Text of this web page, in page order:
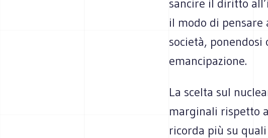
sancire il diritto
il modo di
società,
emancipazione.
La scelta sul
marginali rispetto
ricorda più su